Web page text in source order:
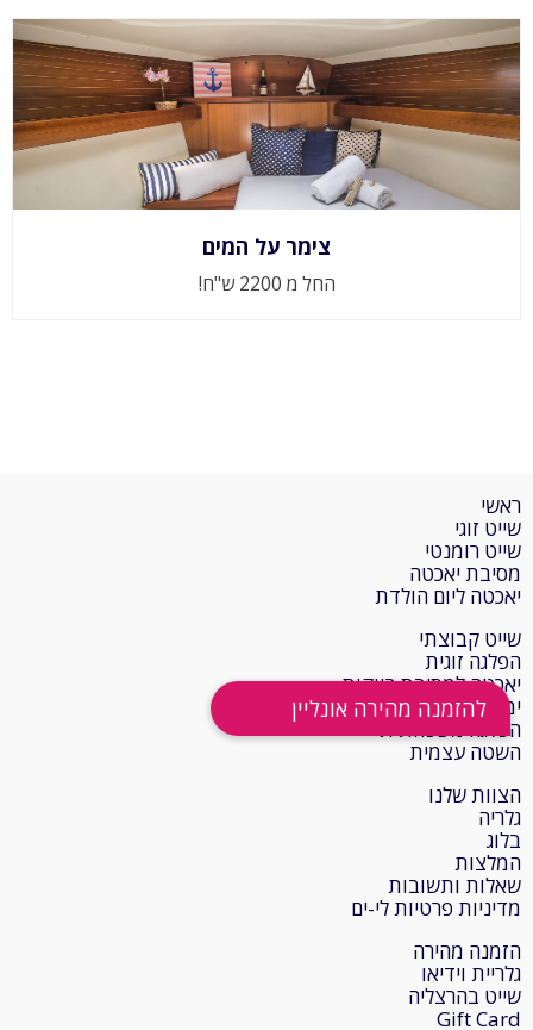
צימר על המים
החל מ 2200 ש"ח!
ראשי
שייט זוגי
שייט רומנטי
מסיבת יאכטה
יאכטה ליום הולדת
שייט קבוצתי
הפלגה זוגית
יאכטה למסיבת רווקות
ימי גיבוש לעובדים
הפלגה משפחתית
השטה עצמית
הצוות שלנו
גלריה
בלוג
המלצות
שאלות ותשובות
מדיניות פרטיות לי-ים
הזמנה מהירה
גלריית וידיאו
שייט בהרצליה
Gift Card